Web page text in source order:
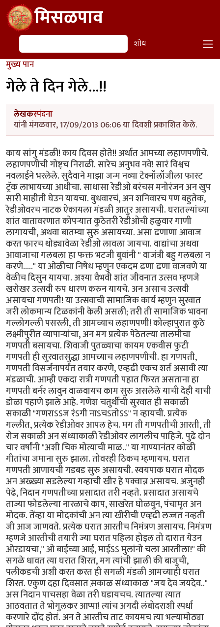
Skip to main contentमिसळपाव
शोध शोध
मुख्य पान
गेले ते दिन गेले...!!
लेखकस्पंदना
यांनी मंगळवार, 17/09/2013 06:06 या दिवशी प्रकाशित केले.
काय सांगु मंडळी! काय दिवस होते!! अर्थात आमच्या लहाणपणीचे.
लहाणपणीची गोष्ट्च निराळी. सारेच अनुभव नवे! सारं विश्वच
नवलाईने भरलेले. सुदैवाने माझा जन्म नव्या टेक्नॉलॉजीला फास्ट
ट्रॅक लाभायच्या आधीचा. साधासा रेडीओ बरंचस मनोरंजन अन खुप
सारी माहीती घेउन यायचा. बुधवारचं, अन शनिवारच पण बहुतेक,
रेडीओवरच नाटक ऐकायला मंडळी आतुर असायची. घरातल्यांच्या
शांत वातावरणात कोपर्‍यात कुठेतरी रेडीओची हळुवार गाणी
लागायची, अथवा बातम्या सुरु असायच्या. असा ढणाणा आवाज
करत फारच थोड्यावेळा रेडीओ लावला जायचा. वाद्यांचा अथवा
आवाजाचा गलबला हा फक्त भटजी बुवांनी " वाजंत्री बहु गलबला न
करणे....." या ओळीचा निषेध म्हणुन एकदम ढणा ढणा वाजवणे या
वेळीच दिसुन यायचा. अश्या वैभवी शांत जीवनात उत्सव म्हणजे
खरोखर उत्सवी रुप धारण करुन यायचे. अन असाच उत्सवी
असायचा गणपती! या उत्सवाची सामाजिक कार्य म्हणुन सुरवात
जरी लोकमान्य टिळकांनी केली असली; तरी ती सामाजिक भावना
गल्लोगल्ली पसरली, ती आमच्याच लहाणपणी! कोल्हापुरात कुठे
लक्ष्मीपुरीत व्यापार्‍यांचा, अन मग प्रत्येक पेठेतल्या तालमीचा
गणपती बसायचा. शिवाजी पुतळ्याचा कायम एकवीस फुटी
गणपती ही सुरवातसुद्धा आमच्याच लहाणपणीची. हा गणपती,
गणपती विसर्जनापर्यंत तयार करणे, एव्हढी एकच शर्त असावी त्या
मंडळाची. आम्ही एकदा रात्री गणपती पहात फिरत असताना हा
गणपती बर्नर लावुन वाळवायच काम सुरु असलेले याची देही याची
डोळा पहाणे झाले आहे. गणेश चतुर्थीची सुरवात ही सकाळी
सकाळी "गणराऽऽज रंऽगी नाऽचऽतोऽऽ" न व्हायची. प्रत्येक
गल्लीत, प्रत्येक रेडीओवर आपल हेच. मग ती गणपतीची आरती, ती
रोज सकाळी अन संध्याकाळी रेडीओवर लागलीच पाहिजे. पुढे दोन
चार वर्षांनी "अशी चिक मोत्याची माळ.." या गाण्यानंतर कोळी
गीतांचा जमाना सुरु झाला. तोवरही ठिकच म्हणायच. घरात
गणपती आणायची गडबड सुरु असायची. स्वयपाक घरात मोदक
अन अख्ख्या सडलेल्या गव्हाची खीर हे पक्वान्न असायच. अजुनही
पेढे, निदान गणपतीच्या प्रसादात तरी नव्हते. प्रसादात असायचे
ताज्या फोडलेल्या नारळाचे काप, साखरेत घोळवुन, पंचामृत अन
मोदक. तेंव्हा या मोदकांची अन त्या खीरीची एव्ह्ढी लज्जत नव्हती
जी आज जाणवते. प्रत्येक घरात आरतीच निमंत्रण असायच. निमंत्रण
म्हणजे आरतीची तयारी ज्या घरात पहिला होइल तो दारात येउन
ओरडायचा," ओ बाईच्या आई, माईऽऽ मुलांनो चला आरतीला!" की
सगळे धावत त्या घरात शिरत, मग त्यांची झाली की बाजुची,
पलीकडची अशी करत करत ही सगळी मंडळी आमच्याही घरात
शिरत. एकुण दहा दिवसात स़काळ संध्याकाळ "जय देव जयदेव.."
अस निदान पाचसहा वेळा तरी घडायचच. त्यातल्या त्यात
आठवतात ते भोगुलकर आप्पा! त्यांच अगदी लंबोदराशी स्पर्धा
करणारे दोंद होतं. अन ते आरतीच ताट कायमच त्या भल्यामोठ्या